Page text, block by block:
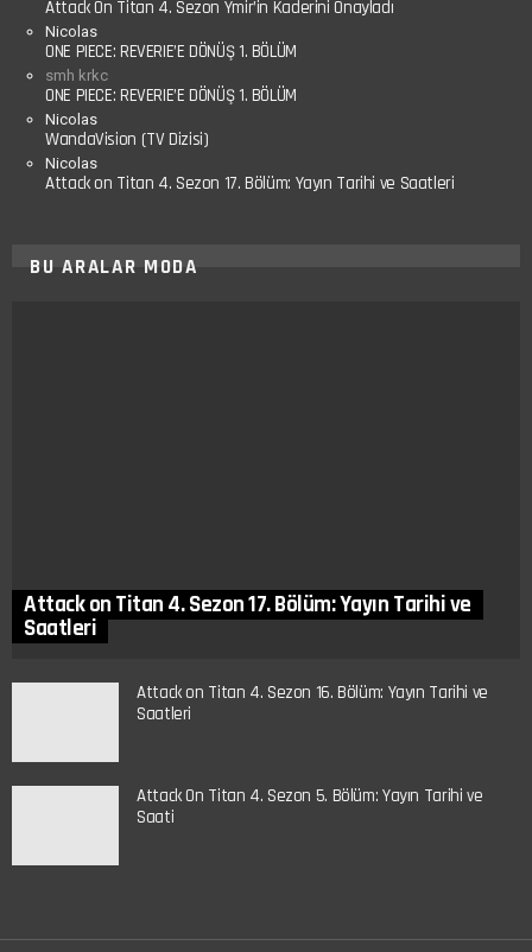
Attack On Titan 4. Sezon Ymir’in Kaderini Onayladı
Nicolas
ONE PIECE: REVERIE’E DÖNÜŞ 1. BÖLÜM
smh krkc
ONE PIECE: REVERIE’E DÖNÜŞ 1. BÖLÜM
Nicolas
WandaVision (TV Dizisi)
Nicolas
Attack on Titan 4. Sezon 17. Bölüm: Yayın Tarihi ve Saatleri
BU ARALAR MODA
Attack on Titan 4. Sezon 17. Bölüm: Yayın Tarihi ve
Saatleri
Attack on Titan 4. Sezon 16. Bölüm: Yayın Tarihi ve
Saatleri
Attack On Titan 4. Sezon 5. Bölüm: Yayın Tarihi ve
Saati